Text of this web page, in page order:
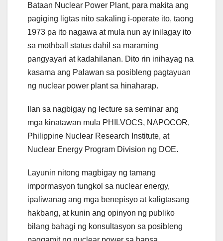
Bataan Nuclear Power Plant, para makita ang
pagiging ligtas nito sakaling i-operate ito, taong
1973 pa ito nagawa at mula nun ay inilagay ito
sa mothball status dahil sa maraming
pangyayari at kadahilanan. Dito rin inihayag na
kasama ang Palawan sa posibleng pagtayuan
ng nuclear power plant sa hinaharap.
Ilan sa nagbigay ng lecture sa seminar ang
mga kinatawan mula PHILVOCS, NAPOCOR,
Philippine Nuclear Research Institute, at
Nuclear Energy Program Division ng DOE.
Layunin nitong magbigay ng tamang
impormasyon tungkol sa nuclear energy,
ipaliwanag ang mga benepisyo at kaligtasang
hakbang, at kunin ang opinyon ng publiko
bilang bahagi ng konsultasyon sa posibleng